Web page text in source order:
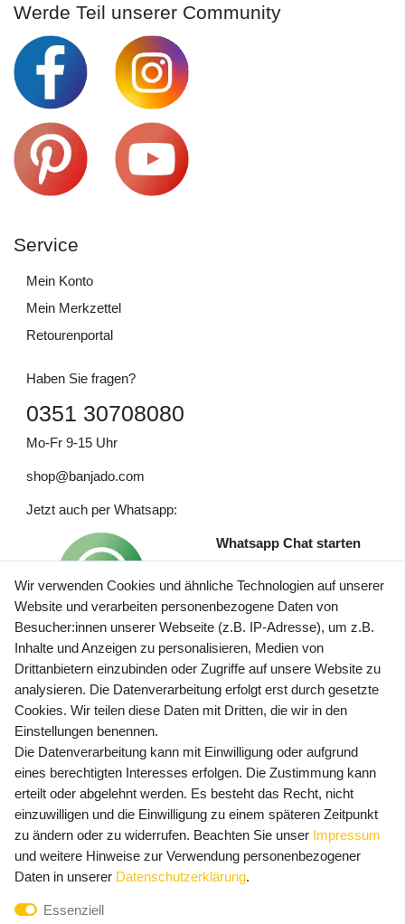
Werde Teil unserer Community
Service
Mein Konto
Mein Merkzettel
Retourenportal
Haben Sie fragen?
0351 30708080
Mo-Fr 9-15 Uhr
shop@banjado.com
Jetzt auch per Whatsapp:
Whatsapp Chat starten
Preisangaben inkl. gesetzl. MwSt. und zzgl. Service- und
Versandkosten
Newsletter Anmeldung - Keine Angebote
mehr verpassen!
E-MAIL **
Newsletter
Honig
Hiermit bestätige ich, dass ich dieDaten­schutz­erklärung
widerrufen.**
Wir verwenden Cookies und ähnliche Technologien auf unserer
Website und verarbeiten personenbezogene Daten von
Besucher:innen unserer Webseite (z.B. IP-Adresse), um z.B.
Inhalte und Anzeigen zu personalisieren, Medien von
Drittanbietern einzubinden oder Zugriffe auf unsere Website zu
analysieren. Die Datenverarbeitung erfolgt erst durch gesetzte
Cookies. Wir teilen diese Daten mit Dritten, die wir in den
Einstellungen benennen.
Die Datenverarbeitung kann mit Einwilligung oder aufgrund
eines berechtigten Interesses erfolgen. Die Zustimmung kann
erteilt oder abgelehnt werden. Es besteht das Recht, nicht
einzuwilligen und die Einwilligung zu einem späteren Zeitpunkt
zu ändern oder zu widerrufen. Beachten Sie unser Impressum
und weitere Hinweise zur Verwendung personenbezogener
Daten in unserer Daten­schutz­erklärung.
Essenziell